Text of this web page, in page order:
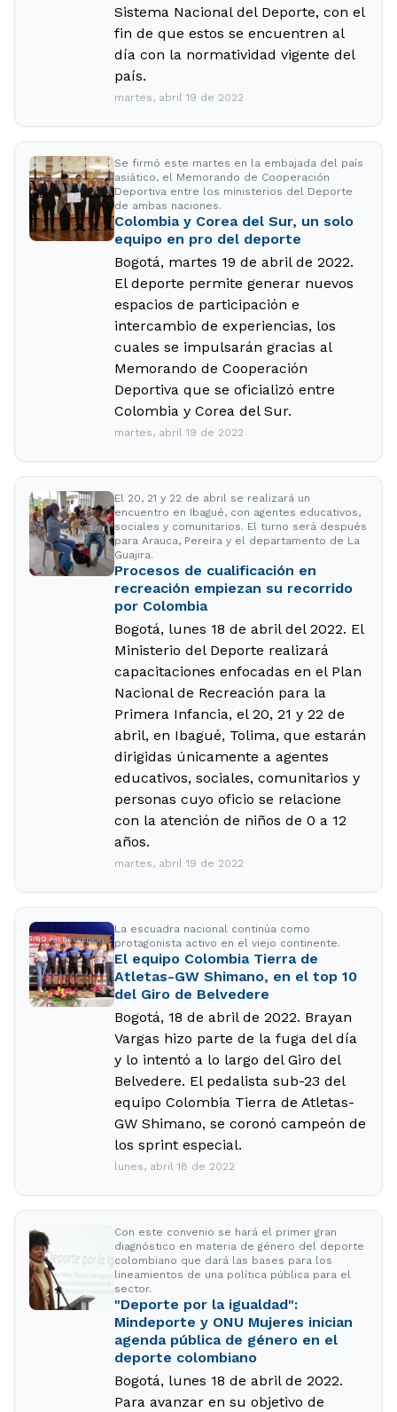
Sistema Nacional del Deporte, con el
fin de que estos se encuentren al
día con la normatividad vigente del
país.
martes, abril 19 de 2022
Se firmó este martes en la embajada del país
asiático, el Memorando de Cooperación
Deportiva entre los ministerios del Deporte
de ambas naciones.
Colombia y Corea del Sur, un solo
equipo en pro del deporte
Bogotá, martes 19 de abril de 2022.
El deporte permite generar nuevos
espacios de participación e
intercambio de experiencias, los
cuales se impulsarán gracias al
Memorando de Cooperación
Deportiva que se oficializó entre
Colombia y Corea del Sur.
martes, abril 19 de 2022
El 20, 21 y 22 de abril se realizará un
encuentro en Ibagué, con agentes educativos,
sociales y comunitarios. El turno será después
para Arauca, Pereira y el departamento de La
Guajira.
Procesos de cualificación en
recreación empiezan su recorrido
por Colombia
Bogotá, lunes 18 de abril del 2022. El
Ministerio del Deporte realizará
capacitaciones enfocadas en el Plan
Nacional de Recreación para la
Primera Infancia, el 20, 21 y 22 de
abril, en Ibagué, Tolima, que estarán
dirigidas únicamente a agentes
educativos, sociales, comunitarios y
personas cuyo oficio se relacione
con la atención de niños de 0 a 12
años.
martes, abril 19 de 2022
La escuadra nacional continúa como
protagonista activo en el viejo continente.
El equipo Colombia Tierra de
Atletas-GW Shimano, en el top 10
del Giro de Belvedere
Bogotá, 18 de abril de 2022. Brayan
Vargas hizo parte de la fuga del día
y lo intentó a lo largo del Giro del
Belvedere. El pedalista sub-23 del
equipo Colombia Tierra de Atletas-
GW Shimano, se coronó campeón de
los sprint especial.
lunes, abril 18 de 2022
Con este convenio se hará el primer gran
diagnóstico en materia de género del deporte
colombiano que dará las bases para los
lineamientos de una política pública para el
sector.
"Deporte por la igualdad":
Mindeporte y ONU Mujeres inician
agenda pública de género en el
deporte colombiano
Bogotá, lunes 18 de abril de 2022.
Para avanzar en su objetivo de